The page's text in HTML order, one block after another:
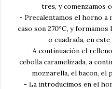
tres, y comenzamos
- Precalentamos el horno a
caso son 270ºC, y
o cuadrada, en
- A continuación el
cebolla caramelizada, a
mozzarella, el bacon, el
- La introducimos en el